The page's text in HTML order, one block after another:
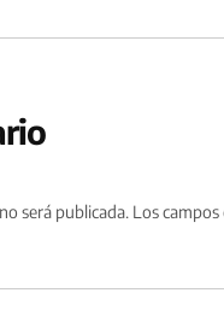
será publicada. Los